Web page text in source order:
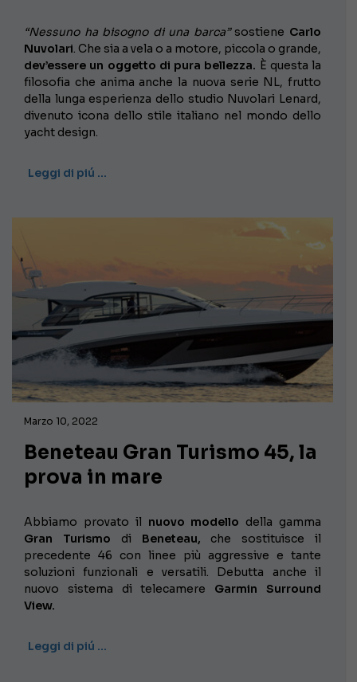
“Nessuno ha bisogno di una barca”sostiene Carlo
Nuvolari. Che sia a vela o a motore, piccola o grande,
dev’essere un oggetto di pura bellezza. È questa la
filosofia che anima anche la nuova serie NL, frutto
della lunga esperienza dello studio Nuvolari Lenard,
divenuto icona dello stile italiano nel mondo dello
yacht design.
Leggi di piú …
Marzo 10, 2022
Beneteau Gran Turismo 45, la
prova in mare
Abbiamo provato il nuovo modello della gamma
Gran Turismo di Beneteau, che sostituisce il
precedente 46 con linee più aggressive e tante
soluzioni funzionali e versatili. Debutta anche il
nuovo sistema di telecamere Garmin Surround
View.
Leggi di piú …